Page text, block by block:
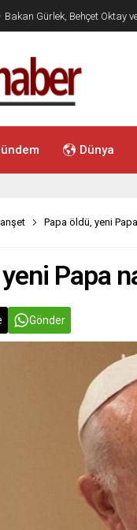
Bakan Gürlek, Behçet Oktay
Dünya
Papa öldü, yeni
Papa
Gönder